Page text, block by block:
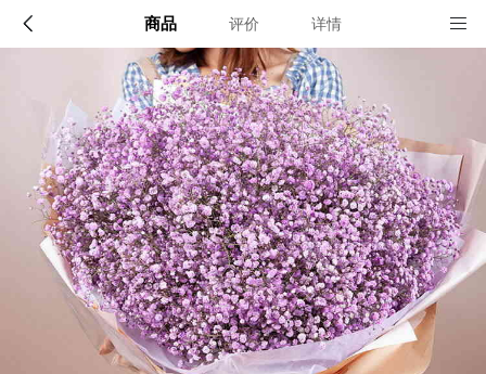
商品 评价 详情
配送说明
全国(小城市请提前一天预定)
确定
店铺信息
该地区暂无配送门店
确定